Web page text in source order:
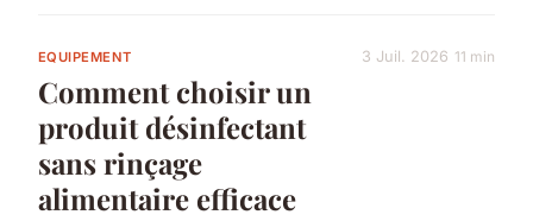
EQUIPEMENT
Comment choisir un
produit désinfectant
sans rinçage
alimentaire efficace
3 Juil. 2026 11 min